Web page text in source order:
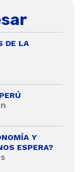
DE LA
Y
ESPERA?